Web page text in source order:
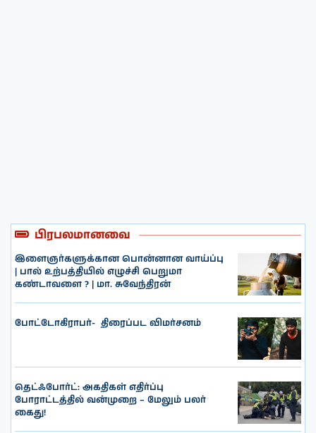
பிரபலமானவை
இளைஞர்களுக்கான பொன்னான வாய்ப்பு
| பால் உற்பத்தியில் எழுச்சி பெறுமா
கண்டாவளை ? | மா. சுவேந்திரன்
போட்டோகிராபர்- ‌ திரைப்பட விமர்சனம்
தெட்ஃபோர்ட்: அகதிகள் எதிர்ப்பு
போராட்டத்தில் வன்முறை – மேலும் பலர்
கைது!